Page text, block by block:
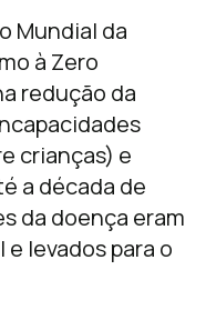
Mundial da
à Zero
redução da
crianças) e
a década de
da doença eram
levados para o